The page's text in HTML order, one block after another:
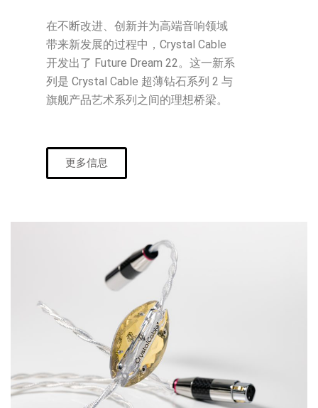
在不断改进、创新并为高端音响领域
带来新发展的过程中，Crystal Cable
开发出了 Future Dream 22。这一新系
列是 Crystal Cable 超薄钻石系列 2 与
旗舰产品艺术系列之间的理想桥梁。
更多信息